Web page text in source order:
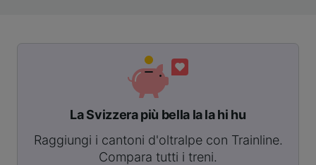
La Svizzera più bella la la hi hu
Raggiungi i cantoni d'oltralpe con Trainline.
Compara tutti i treni.